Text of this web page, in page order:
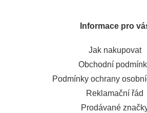
Informace pro
Jak nakupovat
Obchodní
Podmínky ochrany
Reklamační řád
Prodávané